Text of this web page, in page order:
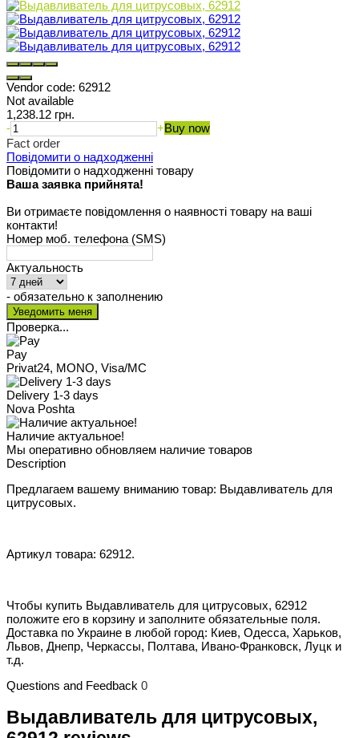
Vendor code: 62912
Not available
1,238.12 грн.
-
+Buy now
Fact order
Повідомити о надходженні
Повідомити о надходженні товару
Ваша заявка прийнята!
Ви отримаєте повідомлення о наявності товару на ваші
контакти!
Номер моб. телефона (SMS)
Актуальность
- обязательно к заполнению
Проверка...
Pay
Privat24, MONO, Visa/MC
Delivery 1-3 days
Nova Poshta
Наличие актуальное!
Мы оперативно обновляем наличие товаров
Description
Предлагаем вашему вниманию товар: Выдавливатель для
цитрусовых.
Артикул товара: 62912.
Чтобы купить Выдавливатель для цитрусовых, 62912
положите его в корзину и заполните обязательные поля.
Доставка по Украине в любой город: Киев, Одесса, Харьков,
Львов, Днепр, Черкассы, Полтава, Ивано-Франковск, Луцк и
т.д.
Questions and Feedback 0
Выдавливатель для цитрусовых,